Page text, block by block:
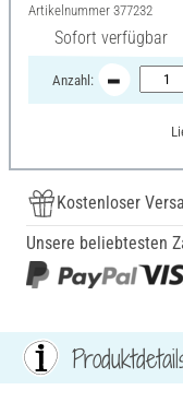
Artikelnummer 377232
Sofort verfügbar
Anzahl:
Kostenloser
Unsere beliebtesten